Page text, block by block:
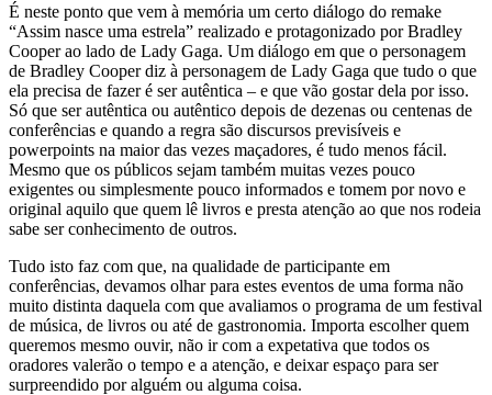
É neste ponto que vem à memória um certo diálogo do remake
“Assim nasce uma estrela” realizado e protagonizado por Bradley
Cooper ao lado de Lady Gaga. Um diálogo em que o personagem
de Bradley Cooper diz à personagem de Lady Gaga que tudo o que
ela precisa de fazer é ser autêntica – e que vão gostar dela por isso.
Só que ser autêntica ou autêntico depois de dezenas ou centenas de
conferências e quando a regra são discursos previsíveis e
powerpoints na maior das vezes maçadores, é tudo menos fácil.
Mesmo que os públicos sejam também muitas vezes pouco
exigentes ou simplesmente pouco informados e tomem por novo e
original aquilo que quem lê livros e presta atenção ao que nos rodeia
sabe ser conhecimento de outros.
Tudo isto faz com que, na qualidade de participante em
conferências, devamos olhar para estes eventos de uma forma não
muito distinta daquela com que avaliamos o programa de um festival
de música, de livros ou até de gastronomia. Importa escolher quem
queremos mesmo ouvir, não ir com a expetativa que todos os
oradores valerão o tempo e a atenção, e deixar espaço para ser
surpreendido por alguém ou alguma coisa.